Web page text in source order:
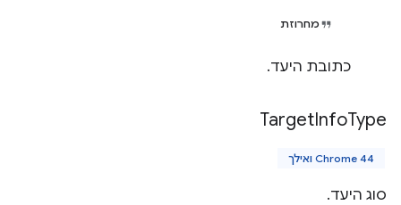
מחרוזת
כתובת היעד.
TargetInfoType
Chrome 44 ואילך
סוג היעד.